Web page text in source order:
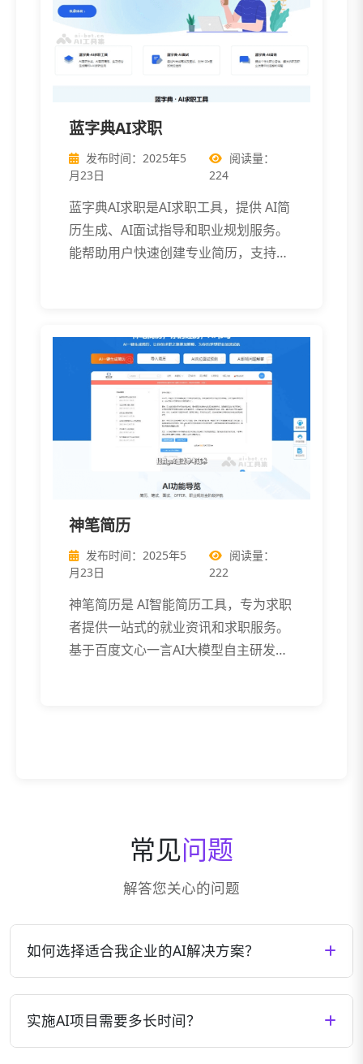
蓝字典AI求职
发布时间：2025年5
月23日
阅读量：
224
蓝字典AI求职是AI求职工具，提供 AI简
历生成、AI面试指导和职业规划服务。
能帮助用户快速创建专业简历，支持
神笔简历
发布时间：2025年5
月23日
阅读量：
222
神笔简历是 AI智能简历工具，专为求职
者提供一站式的就业资讯和求职服务。
基于百度文心一言AI大模型自主研发，
常见问题
解答您关心的问题
如何选择适合我企业的AI解决方案？
可以通过预约咨询，与我们的专家团队深入交流，共
同确定最佳方案。
实施AI项目需要多长时间？